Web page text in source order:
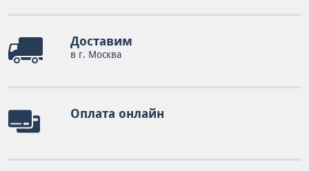
Доставим
в г. Москва
Оплата онлайн